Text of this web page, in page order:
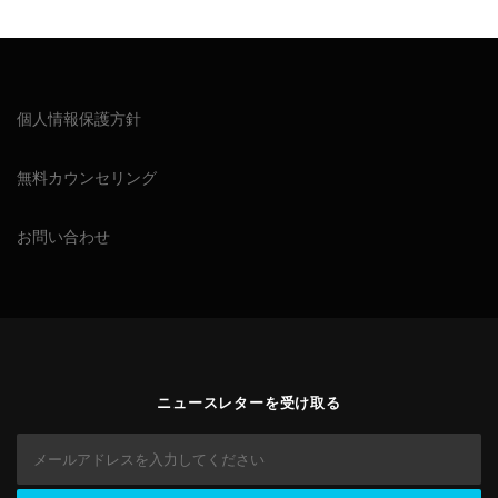
個人情報保護方針
無料カウンセリング
お問い合わせ
ニュースレターを受け取る